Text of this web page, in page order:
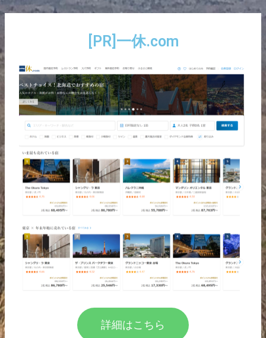
内
を
ス
キ
ッ
[PR]一休.com
詳細はこちら
Post